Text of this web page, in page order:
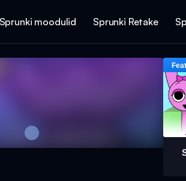
moodulid Sprunki Retake